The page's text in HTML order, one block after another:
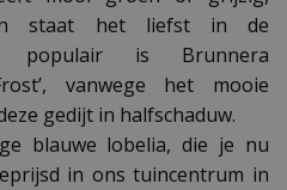
staat het liefst in de
populair is Brunnera
vanwege het mooie
gedijt in halfschaduw.
blauwe lobelia, die je nu
in ons tuincentrum in